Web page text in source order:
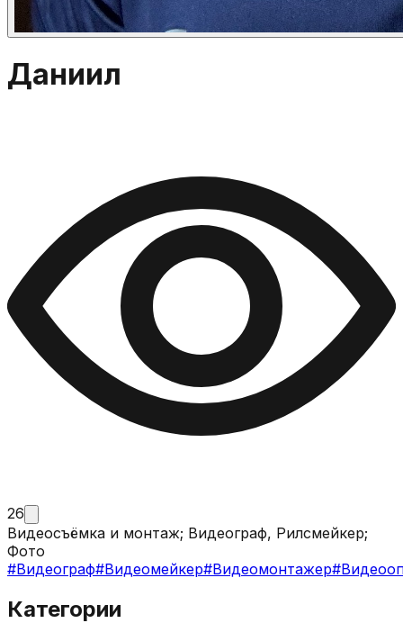
Даниил
26
Видеосъёмка и монтаж; Видеограф, Рилсмейкер;
Фото
#Видеограф#Видеомейкер#Видеомонтажер#
Категории